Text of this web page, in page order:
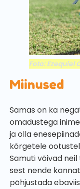
Foto: Ezequiel
Miinused
Samas on ka
omadustega
ja olla
kõrgetele
Samuti võivad
sest nende
põhjustada